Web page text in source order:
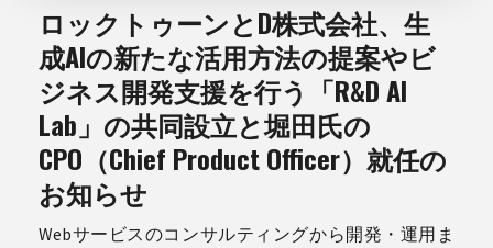
ロックトゥーンとD株式会社、生
成AIの新たな活用方法の提案やビ
ジネス開発支援を行う「R&D AI
Lab」の共同設立と堀田氏の
CPO（Chief Product Officer）就任の
お知らせ
Webサービスのコンサルティングから開発・運用ま